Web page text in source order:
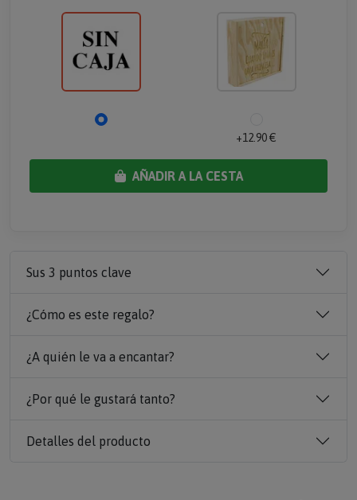
+12.90 €
AÑADIR A LA CESTA
Sus 3 puntos clave
¿Cómo es este regalo?
¿A quién le va a encantar?
¿Por qué le gustará tanto?
Detalles del producto